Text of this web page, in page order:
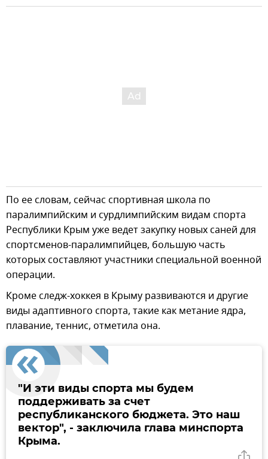
По ее словам, сейчас спортивная школа по
паралимпийским и сурдлимпийским видам спорта
Республики Крым уже ведет закупку новых саней для
спортсменов-паралимпийцев, большую часть
которых составляют участники специальной военной
операции.
Кроме следж-хоккея в Крыму развиваются и другие
виды адаптивного спорта, такие как метание ядра,
плавание, теннис, отметила она.
"И эти виды спорта мы будем
поддерживать за счет
республиканского бюджета. Это наш
вектор", - заключила глава минспорта
Крыма.